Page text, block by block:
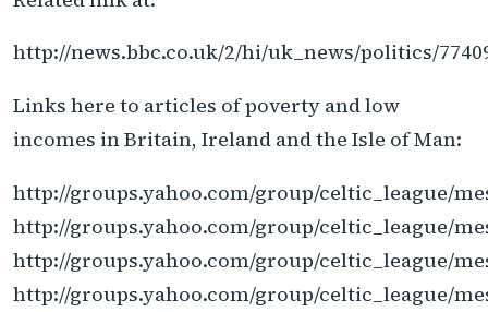
http://news.bbc.co.uk/2/hi/uk_news/politics/
Links here to articles of poverty and low
incomes in Britain, Ireland and the Isle of Man:
http://groups.yahoo.com/group/celtic_league/
http://groups.yahoo.com/group/celtic_league/
http://groups.yahoo.com/group/celtic_league/
http://groups.yahoo.com/group/celtic_league/